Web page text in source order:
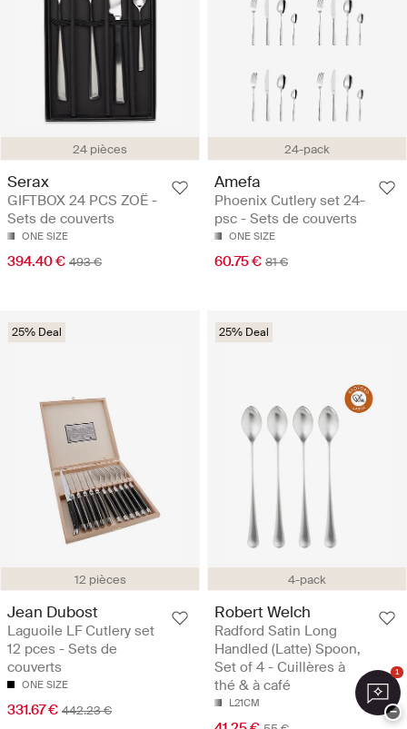
24 pièces
Serax
GIFTBOX 24 PCS ZOË -
Sets de couverts
ONE SIZE
394.40 € 493 €
24-pack
Amefa
Phoenix Cutlery set 24-
psc - Sets de couverts
ONE SIZE
60.75 € 81 €
12 pièces
25% Deal
Jean Dubost
Laguoile LF Cutlery set
12 pces - Sets de
couverts
ONE SIZE
331.67 € 442.23 €
4-pack
25% Deal
Robert Welch
Radford Satin Long
Handled (Latte) Spoon,
Set of 4 - Cuillères à
thé & à café
L21CM
1
−